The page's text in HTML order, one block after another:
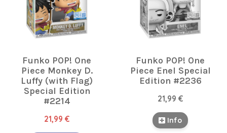
Funko POP! One
Piece Monkey D.
Luffy (with Flag)
Special Edition
#2214
21,99 €
Funko POP! One
Piece Enel Special
Edition #2236
21,99 €
Info